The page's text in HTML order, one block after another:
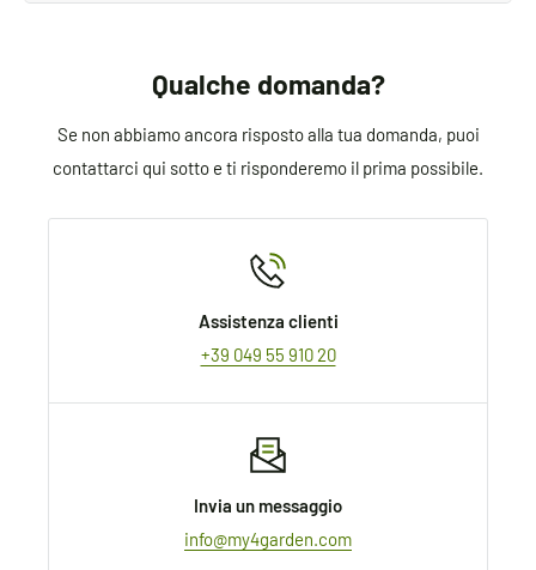
We always aim for make sure our customers love our
happy to help. Just email us directly and we’ll take
Qualche domanda?
Se non abbiamo ancora risposto alla tua domanda, puoi
contattarci qui sotto e ti risponderemo il prima possibile.
Assistenza clienti
+39 049 55 910 20
Invia un messaggio
info@my4garden.com